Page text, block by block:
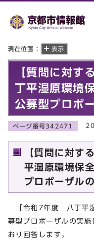
現在位置： 表示
【質問に対
丁平湿原環境
公募型プロポ
ページ番号342471
【質問に対す
平湿原環境保
プロポーザル
「令和7年度 八丁平湿
募型プロポーザルの実
おり回答します。